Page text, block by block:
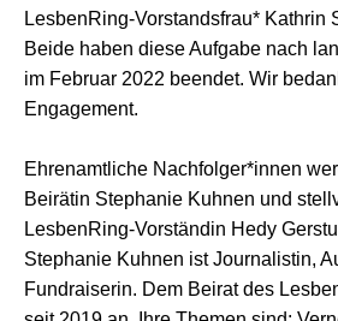
LesbenRing-Vorstandsfrau* Kathrin
Beide haben diese Aufgabe nach
im Februar 2022 beendet. Wir
Engagement.
Ehrenamtliche Nachfolger*innen
Beirätin Stephanie Kuhnen und
LesbenRing-Vorständin Hedy
Stephanie Kuhnen ist Journalistin,
Fundraiserin. Dem Beirat des